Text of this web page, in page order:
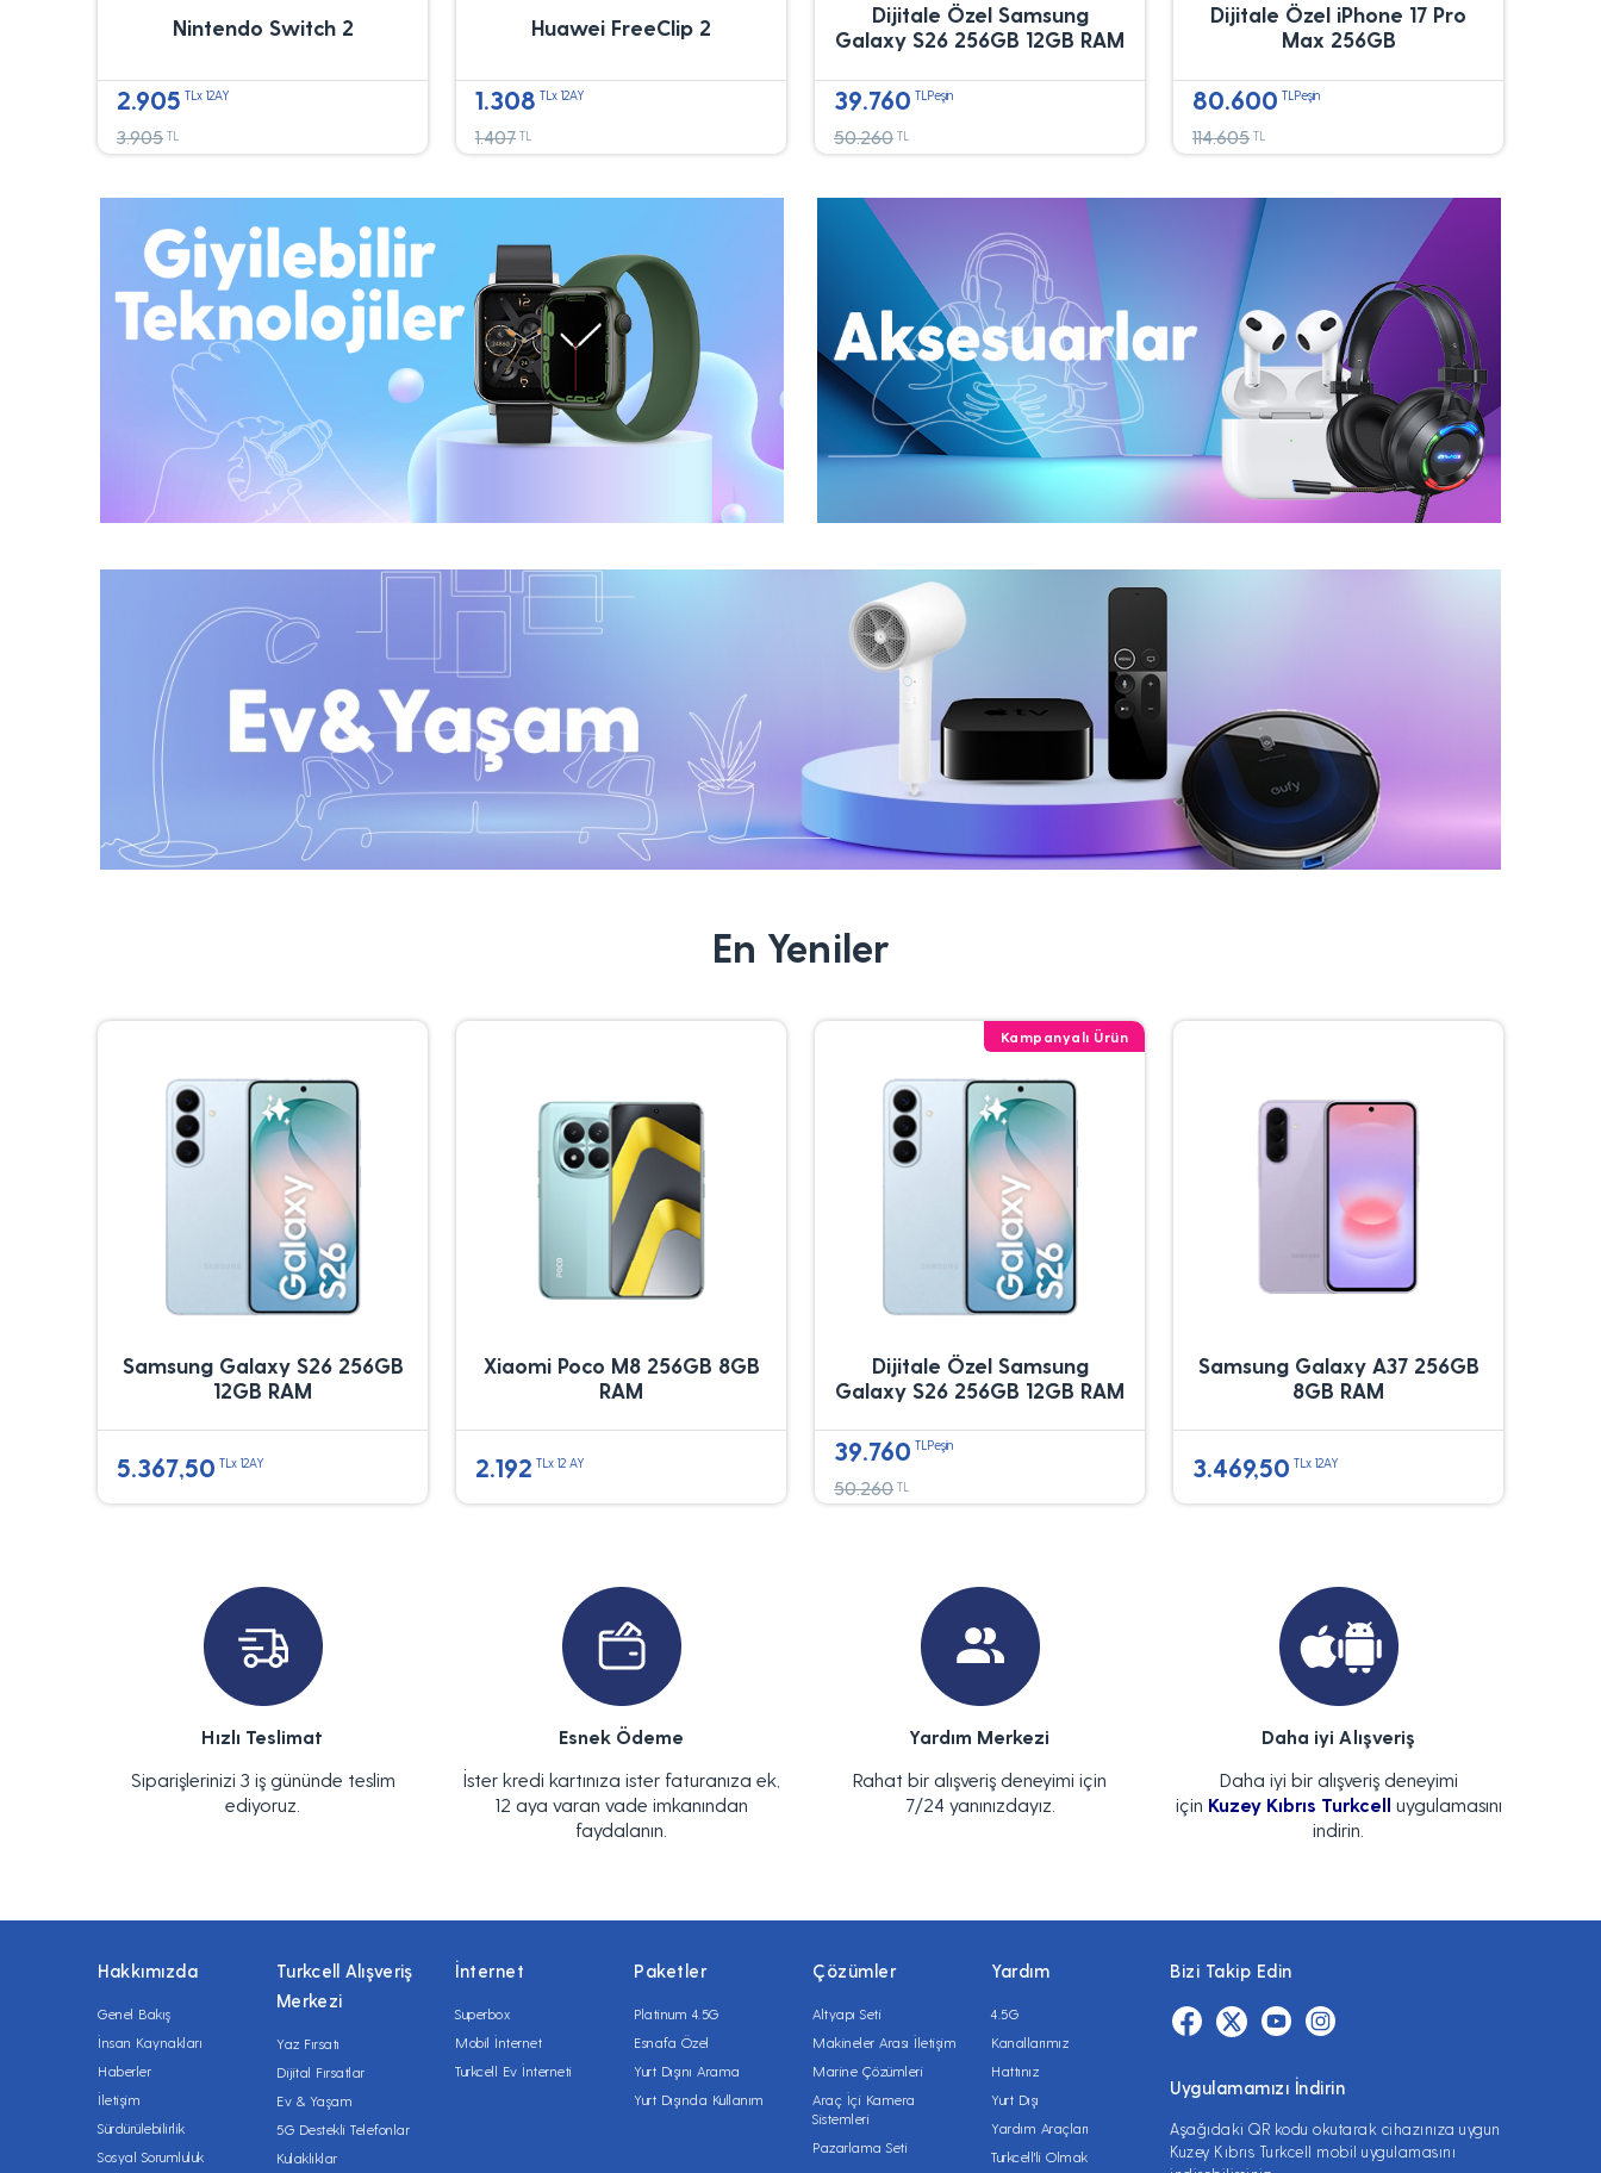
Nintendo Switch 2
2.905 TLx 12AY
3.905 TL
Huawei FreeClip 2
1.308 TLx 12AY
1.407 TL
Dijitale Özel Samsung
Galaxy S26 256GB 12GB RAM
39.760 TLPeşin
50.260 TL
Dijitale Özel iPhone 17 Pro
Max 256GB
80.600 TLPeşin
114.605 TL
En Yeniler
Samsung Galaxy S26 256GB
12GB RAM
5.367,50 TLx 12AY
Xiaomi Poco M8 256GB 8GB
RAM
2.192 TLx 12 AY
Kampanyalı Ürün
Dijitale Özel Samsung
Galaxy S26 256GB 12GB RAM
39.760 TLPeşin
50.260 TL
Samsung Galaxy A37 256GB
8GB RAM
3.469,50 TLx 12AY
Hızlı Teslimat
Siparişlerinizi 3 iş gününde teslim
ediyoruz.
Esnek Ödeme
İster kredi kartınıza ister faturanıza ek,
12 aya varan vade imkanından
faydalanın.
Yardım Merkezi
Rahat bir alışveriş deneyimi için
7/24 yanınızdayız.
Daha iyi Alışveriş
Daha iyi bir alışveriş deneyimi
için Kuzey Kıbrıs Turkcell uygulamasını
indirin.
Hakkımızda
Genel Bakış
İnsan Kaynakları
Haberler
İletişim
Sürdürülebilirlik
Sosyal Sorumluluk
Turkcell Alışveriş
Merkezi
Yaz Fırsatı
Dijital Fırsatlar
Ev & Yaşam
5G Destekli Telefonlar
Kulaklıklar
İnternet
Superbox
Mobil İnternet
Turkcell Ev İnterneti
Paketler
Platinum 4.5G
Esnafa Özel
Yurt Dışını Arama
Yurt Dışında Kullanım
Çözümler
Altyapı Seti
Makineler Arası İletişim
Marine Çözümleri
Araç İçi Kamera
Sistemleri
Pazarlama Seti
Yardım
4.5G
Kanallarımız
Hattınız
Yurt Dışı
Yardım Araçları
Turkcell'li Olmak
Bizi Takip Edin
Uygulamamızı İndirin
Aşağıdaki QR kodu okutarak cihazınıza uygun
Kuzey Kıbrıs Turkcell mobil uygulamasını